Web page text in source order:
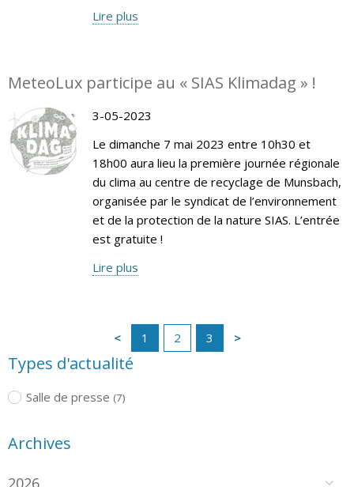
Lire plus
MeteoLux participe au « SIAS Klimadag » !
3-05-2023
Le dimanche 7 mai 2023 entre 10h30 et
18h00 aura lieu la première journée régionale
du clima au centre de recyclage de Munsbach,
organisée par le syndicat de l’environnement
et de la protection de la nature SIAS. L’entrée
est gratuite !
Lire plus
1 2 3
Types d'actualité
Salle de presse (7)
Archives